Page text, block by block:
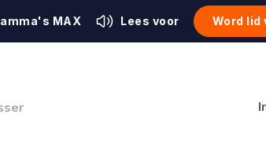
MAX Lees voor Word lid